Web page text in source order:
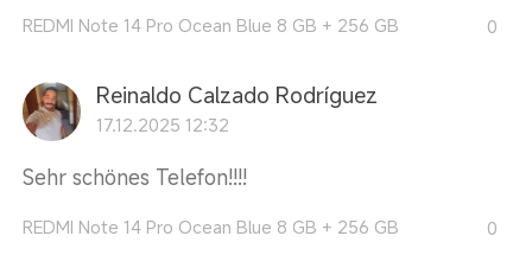
REDMI Note 14 Pro Ocean Blue 8 GB + 256 GB 0
Reinaldo Calzado Rodríguez
17.12.2025 12:32
Sehr schönes Telefon!!!!
REDMI Note 14 Pro Ocean Blue 8 GB + 256 GB 0